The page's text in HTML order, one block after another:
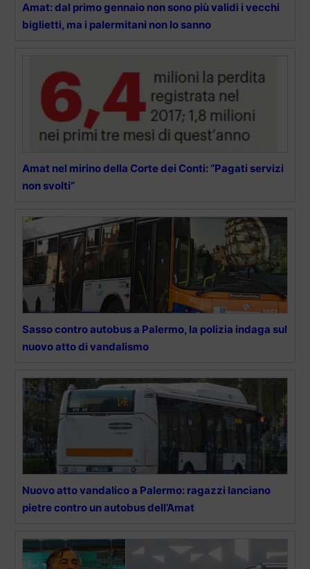
Amat: dal primo gennaio non sono più validi i vecchi
biglietti, ma i palermitani non lo sanno
Amat nel mirino della Corte dei Conti: “Pagati servizi
non svolti”
Sasso contro autobus a Palermo, la polizia indaga sul
nuovo atto di vandalismo
Nuovo atto vandalico a Palermo: ragazzi lanciano
pietre contro un autobus dell’Amat